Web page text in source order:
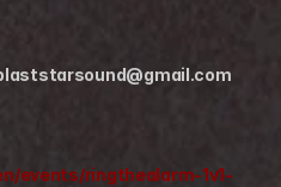
events/ringthealarm-1v1-